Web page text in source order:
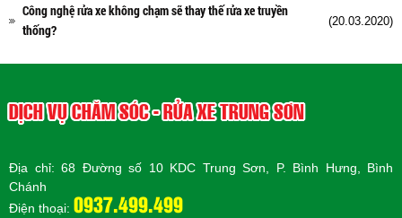
Công nghệ rửa xe không chạm sẽ thay thế rửa xe truyền
thống?
(20.03.2020)
DỊCH VỤ CHĂM SÓC - RỬA XE TRUNG SƠN
Địa chỉ: 68 Đường số 10 KDC Trung Sơn, P. Bình Hưng, Bình
Chánh
Điện thoại: 0937.499.499